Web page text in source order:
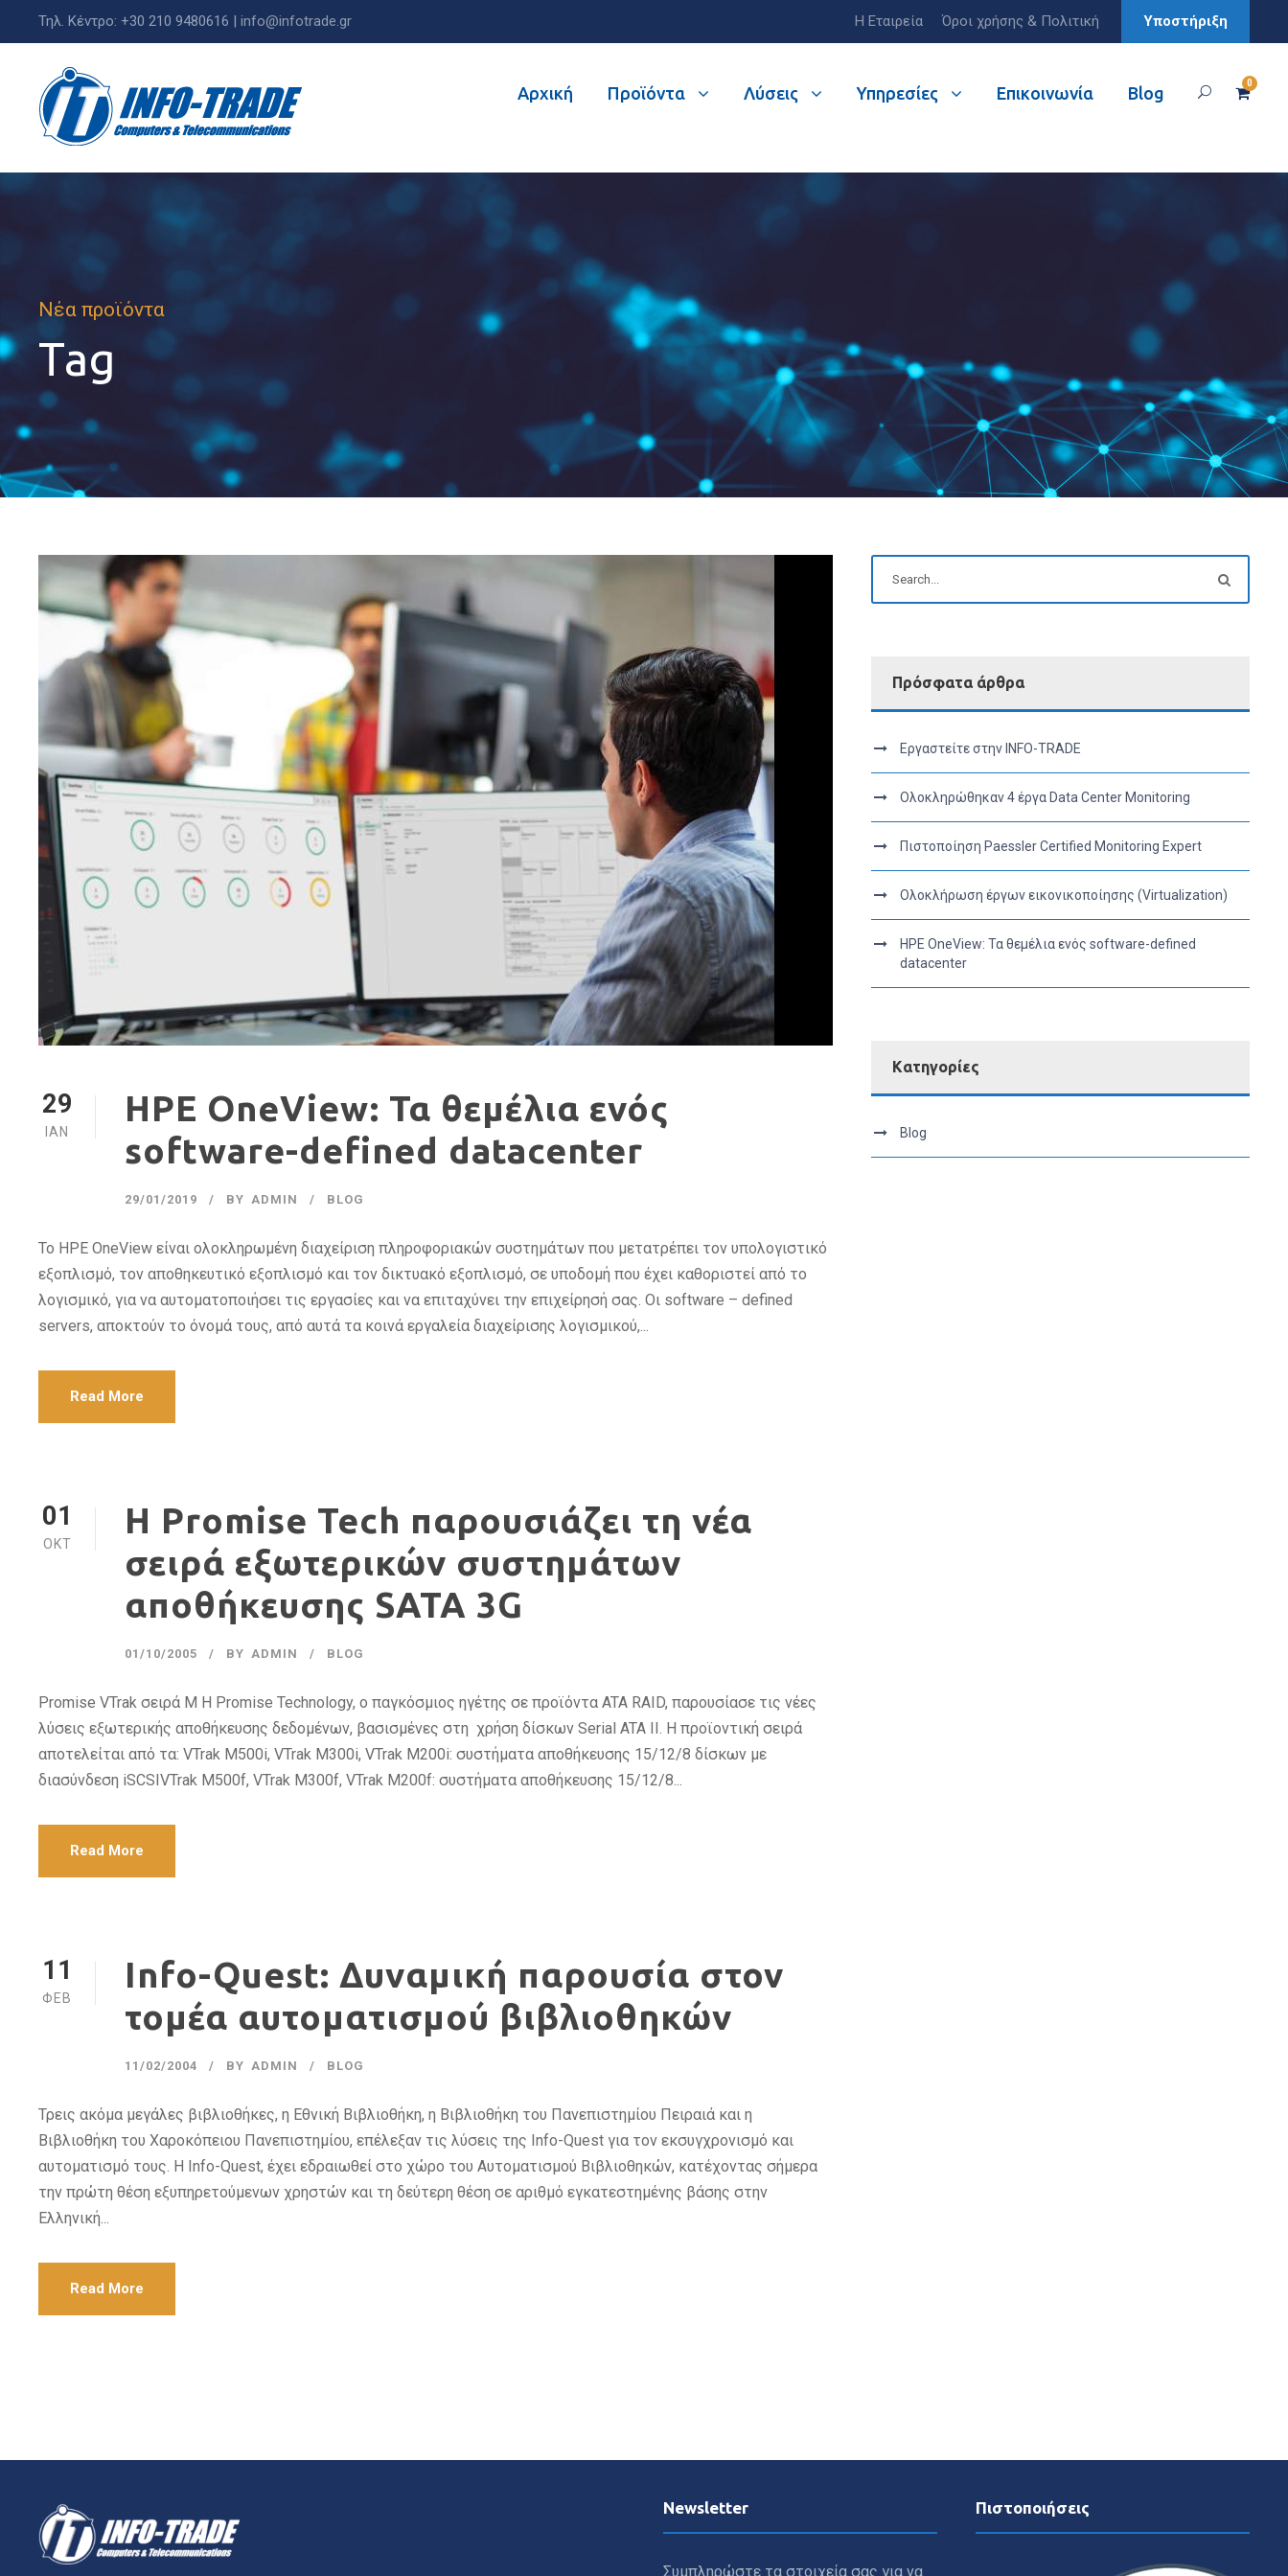
Τηλ. Κέντρο: +30 210 9480616 | info@infotrade.gr Η Εταιρεία Όροι χρήσης & Πολιτική Υποστήριξη
Αρχική Προϊόντα Λύσεις Υπηρεσίες Επικοινωνία Blog
0
Νέα προϊόντα
Tag
29
ΙΑΝ
HPE OneView: Τα θεμέλια ενός
software-defined datacenter
29/01/2019 BY ADMIN BLOG
To HPE OneView είναι ολοκληρωμένη διαχείριση πληροφοριακών συστημάτων που μετατρέπει τον υπολογιστικό
εξοπλισμό, τον αποθηκευτικό εξοπλισμό και τον δικτυακό εξοπλισμό, σε υποδομή που έχει καθοριστεί από το
λογισμικό, για να αυτοματοποιήσει τις εργασίες και να επιταχύνει την επιχείρησή σας. Οι software – defined
servers, αποκτούν το όνομά τους, από αυτά τα κοινά εργαλεία διαχείρισης λογισμικού,...
Read More
01
ΟΚΤ
Η Promise Tech παρουσιάζει τη νέα
σειρά εξωτερικών συστημάτων
αποθήκευσης SATA 3G
01/10/2005 BY ADMIN BLOG
Promise VTrak σειρά Μ Η Promise Technology, ο παγκόσμιος ηγέτης σε προϊόντα ATA RAID, παρουσίασε τις νέες
λύσεις εξωτερικής αποθήκευσης δεδομένων, βασισμένες στη χρήση δίσκων Serial ATA ΙΙ. H προϊοντική σειρά
αποτελείται από τα: VTrak M500i, VTrak M300i, VTrak M200i: συστήματα αποθήκευσης 15/12/8 δίσκων με
διασύνδεση iSCSIVTrak M500f, VTrak M300f, VTrak M200f: συστήματα αποθήκευσης 15/12/8...
Read More
11
ΦΕΒ
Info-Quest: Δυναμική παρουσία στον
τομέα αυτοματισμού βιβλιοθηκών
11/02/2004 BY ADMIN BLOG
Τρεις ακόμα μεγάλες βιβλιοθήκες, η Εθνική Βιβλιοθήκη, η Βιβλιοθήκη του Πανεπιστημίου Πειραιά και η
Βιβλιοθήκη του Χαροκόπειου Πανεπιστημίου, επέλεξαν τις λύσεις της Info-Quest για τον εκσυγχρονισμό και
αυτοματισμό τους. Η Info-Quest, έχει εδραιωθεί στο χώρο του Αυτοματισμού Βιβλιοθηκών, κατέχοντας σήμερα
την πρώτη θέση εξυπηρετούμενων χρηστών και τη δεύτερη θέση σε αριθμό εγκατεστημένης βάσης στην
Ελληνική...
Read More
Πρόσφατα άρθρα
Εργαστείτε στην INFO-TRADE
Ολοκληρώθηκαν 4 έργα Data Center Monitoring
Πιστοποίηση Paessler Certified Monitoring Expert
Ολοκλήρωση έργων εικονικοποίησης (Virtualization)
HPE OneView: Τα θεμέλια ενός software-defined
datacenter
Kατηγορίες
Blog
Newsletter
Συμπληρώστε τα στοιχεία σας για να
Πιστοποιήσεις